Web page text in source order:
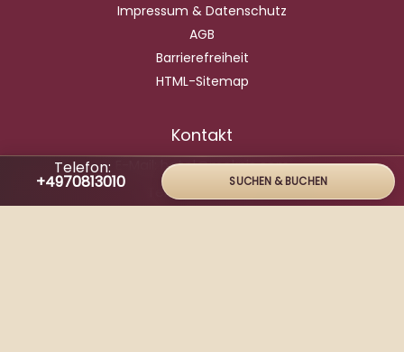
Impressum & Datenschutz
AGB
Barrierefreiheit
HTML-Sitemap
Kontakt
hotel@moknis.com
Tel:
Telefon:
+4970813010 SUCHEN & BUCHEN